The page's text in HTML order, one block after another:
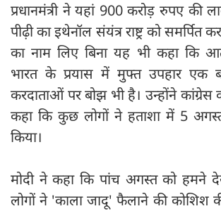
प्रधानमंत्री ने यहां 900 करोड़ रुपए की
पीढ़ी का इथेनॉल संयंत्र राष्ट्र को समर्पित
का नाम लिए बिना यह भी कहा कि
भारत के प्रयास में मुफ्त उपहार एक
करदाताओं पर बोझ भी है। उन्होंने कांग्रेस
कहा कि कुछ लोगों ने हताशा में 5
किया।
मोदी ने कहा कि पांच अगस्त को
लोगों ने 'काला जादू' फैलाने की कोशिश